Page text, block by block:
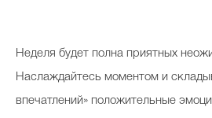
Неделя будет полна приятных
Наслаждайтесь моментом и
впечатлений» положительные